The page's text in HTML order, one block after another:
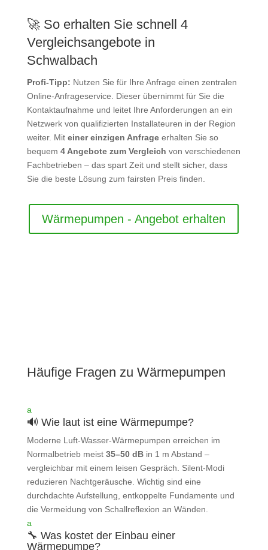
🚀 So erhalten Sie schnell 4
Vergleichsangebote in
Schwalbach
Profi-Tipp: Nutzen Sie für Ihre Anfrage einen zentralen
Online-Anfrageservice. Dieser übernimmt für Sie die
Kontaktaufnahme und leitet Ihre Anforderungen an ein
Netzwerk von qualifizierten Installateuren in der Region
weiter. Mit einer einzigen Anfrageerhalten Sie so
bequem 4 Angebote zum Vergleich von verschiedenen
Fachbetrieben – das spart Zeit und stellt sicher, dass
Sie die beste Lösung zum fairsten Preis finden.
Wärmepumpen - Angebot erhalten
Häufige Fragen zu Wärmepumpen
a
🔊 Wie laut ist eine Wärmepumpe?
Moderne Luft‑Wasser‑Wärmepumpen erreichen im
Normalbetrieb meist 35–50 dBin 1 m Abstand –
vergleichbar mit einem leisen Gespräch. Silent‑Modi
reduzieren Nachtgeräusche. Wichtig sind eine
durchdachte Aufstellung, entkoppelte Fundamente und
die Vermeidung von Schallreflexion an Wänden.
a
🔧 Was kostet der Einbau einer
Wärmepumpe?